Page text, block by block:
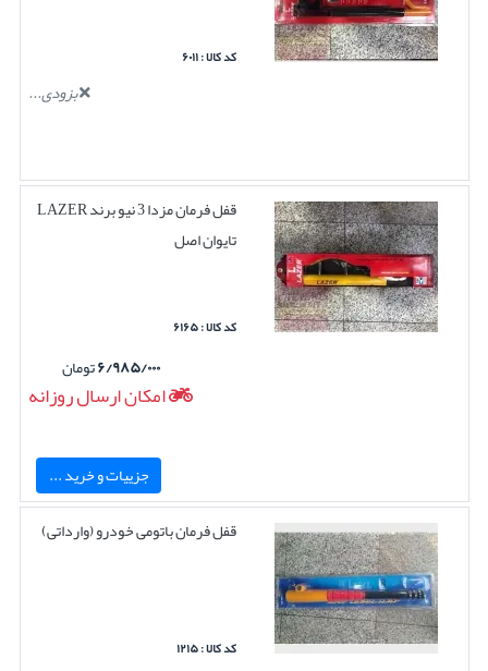
کد کالا : ۶۰۱۱
بزودی...
قفل فرمان مزدا 3 نیو برند LAZER
تایوان اصل
کد کالا : ۶۱۶۵
۶/۹۸۵/۰۰۰تومان
امکان ارسال روزانه
جزییات و خرید ...
قفل فرمان باتومی خودرو (وارداتی)
کد کالا : ۱۲۱۵